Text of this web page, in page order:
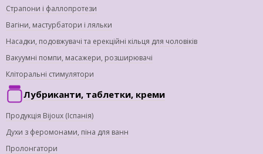
Страпони і фаллопротези
Вагіни, мастурбатори і ляльки
Насадки, подовжувачі та ерекційні кільця для чоловіків
Вакуумні помпи, масажери, розширювачі
Кліторальні стимулятори
Лубриканти, таблетки, креми
Продукція Bijoux (Іспанія)
Духи з феромонами, піна для ванн
Пролонгатори